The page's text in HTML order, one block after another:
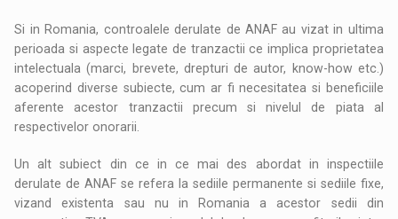
Si in Romania, controalele derulate de ANAF au vizat in ultima
perioada si aspecte legate de tranzactii ce implica proprietatea
intelectuala (marci, brevete, drepturi de autor, know-how etc.)
acoperind diverse subiecte, cum ar fi necesitatea si beneficiile
aferente acestor tranzactii precum si nivelul de piata al
respectivelor onorarii.
Un alt subiect din ce in ce mai des abordat in inspectiile
derulate de ANAF se refera la sediile permanente si sediile fixe,
vizand existenta sau nu in Romania a acestor sedii din